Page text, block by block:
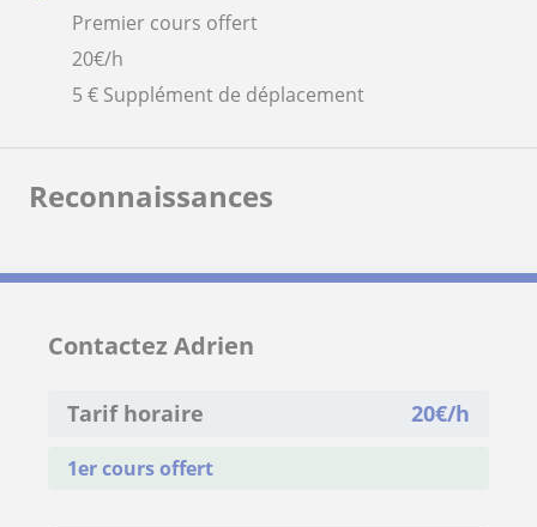
Premier cours offert
20€/h
5 € Supplément de déplacement
Reconnaissances
Contactez Adrien
Tarif horaire 20€/h
1er cours offert